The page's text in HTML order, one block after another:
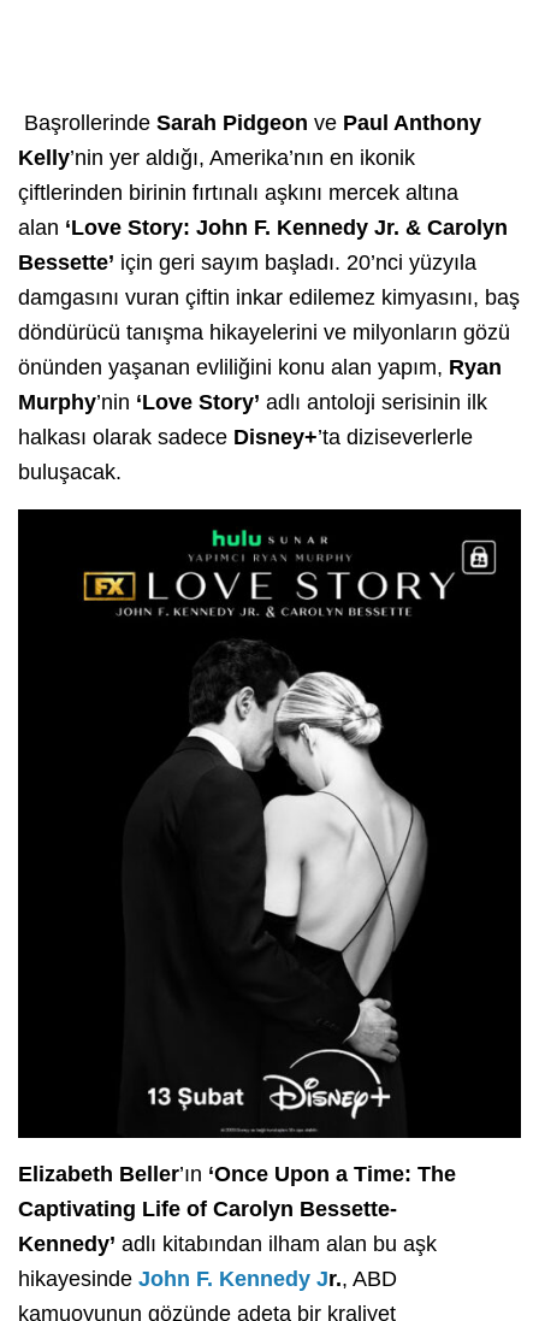
Başrollerinde Sarah Pidgeon ve Paul Anthony
Kelly’nin yer aldığı, Amerika’nın en ikonik
çiftlerinden birinin fırtınalı aşkını mercek altına
alan ‘Love Story: John F. Kennedy Jr. & Carolyn
Bessette’ için geri sayım başladı. 20’nci yüzyıla
damgasını vuran çiftin inkar edilemez kimyasını, baş
döndürücü tanışma hikayelerini ve milyonların gözü
önünden yaşanan evliliğini konu alan yapım, Ryan
Murphy’nin ‘Love Story’ adlı antoloji serisinin ilk
halkası olarak sadece Disney+’ta diziseverlerle
buluşacak.
Elizabeth Beller’ın ‘Once Upon a Time: The
Captivating Life of Carolyn Bessette-
Kennedy’ adlı kitabından ilham alan bu aşk
hikayesinde John F. Kennedy Jr., ABD
kamuoyunun gözünde adeta bir kraliyet